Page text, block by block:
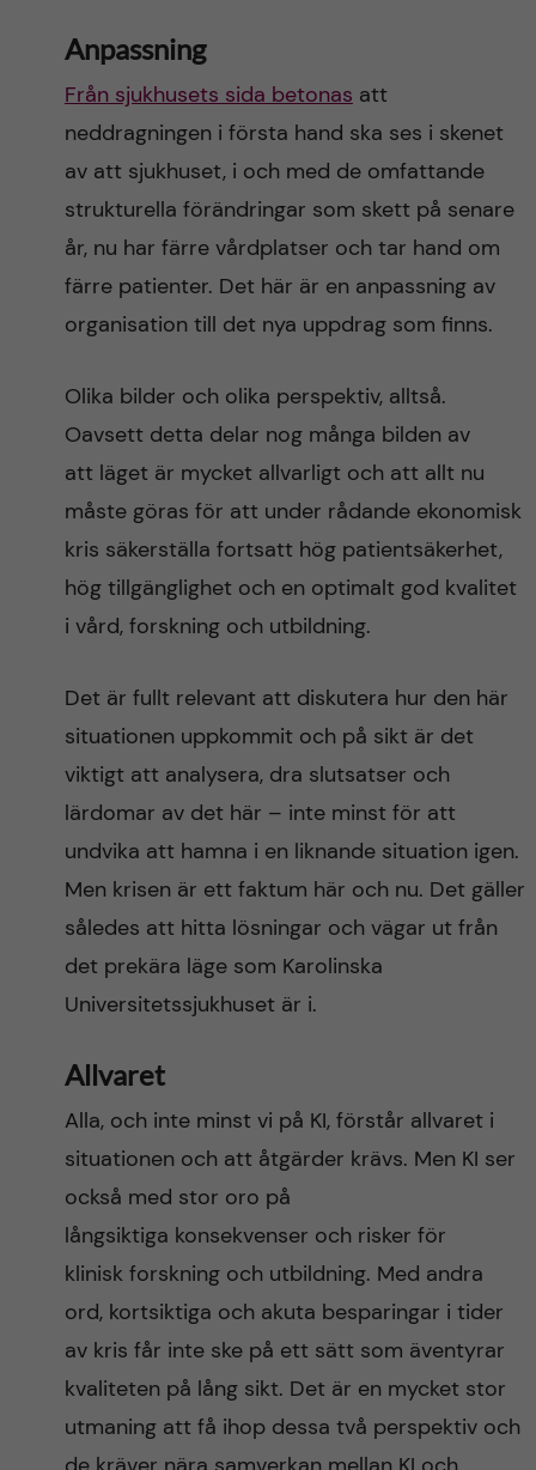
Anpassning
Från sjukhusets sida betonas att
neddragningen i första hand ska ses i skenet
av att sjukhuset, i och med de omfattande
strukturella förändringar som skett på senare
år, nu har färre vårdplatser och tar hand om
färre patienter. Det här är en anpassning av
organisation till det nya uppdrag som finns.
Olika bilder och olika perspektiv, alltså.
Oavsett detta delar nog många bilden av
att läget är mycket allvarligt och att allt nu
måste göras för att under rådande ekonomisk
kris säkerställa fortsatt hög patientsäkerhet,
hög tillgänglighet och en optimalt god kvalitet
i vård, forskning och utbildning.
Det är fullt relevant att diskutera hur den här
situationen uppkommit och på sikt är det
viktigt att analysera, dra slutsatser och
lärdomar av det här – inte minst för att
undvika att hamna i en liknande situation igen.
Men krisen är ett faktum här och nu. Det gäller
således att hitta lösningar och vägar ut från
det prekära läge som Karolinska
Universitetssjukhuset är i.
Allvaret
Alla, och inte minst vi på KI, förstår allvaret i
situationen och att åtgärder krävs. Men KI ser
också med stor oro på
långsiktiga konsekvenser och risker för
klinisk forskning och utbildning. Med andra
ord, kortsiktiga och akuta besparingar i tider
av kris får inte ske på ett sätt som äventyrar
kvaliteten på lång sikt. Det är en mycket stor
utmaning att få ihop dessa två perspektiv och